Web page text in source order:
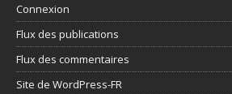
Connexion
Flux des publications
Flux des commentaires
Site de WordPress-FR